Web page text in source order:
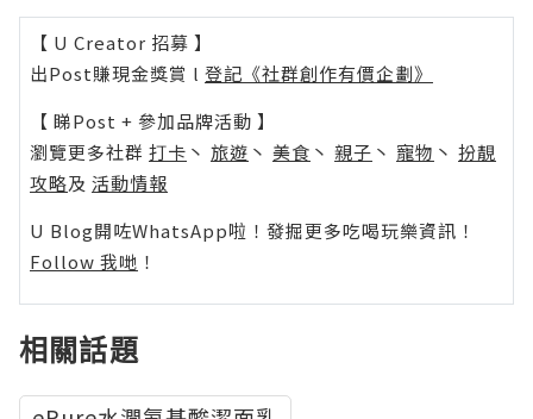
【 U Creator 招募 】
出Post賺現金獎賞 l 登記《社群創作有價企劃》
【 睇Post + 參加品牌活動 】
瀏覽更多社群 打卡 丶 旅遊 丶 美食 丶 親子 丶 寵物 丶 扮靚
攻略及 活動情報
U Blog開咗WhatsApp啦！發掘更多吃喝玩樂資訊！
Follow 我哋 ！
相關話題